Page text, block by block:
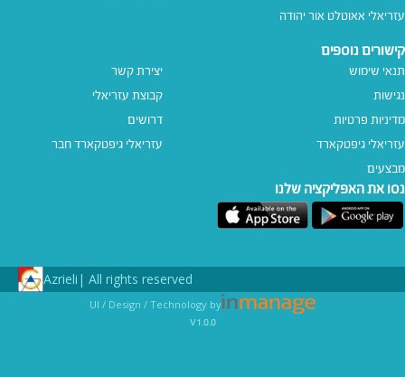
עזריאלי אאוטלט אור יהודה
קישורים נוספים
תנאי שימוש
נגישות
מדיניות פרטיות
עזריאלי גיפטקארד
מבצעים
יצירת קשר
קבוצת עזריאלי
דרושים
עזריאלי גיפטקארד חבר‎
נסו את האפליקציה שלנו
All rights reserved |
Azrieli
UI / Design / Technology by
v1.0.0